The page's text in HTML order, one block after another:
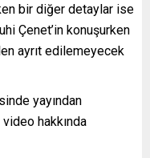
bir diğer detaylar ise
Çenet’in konuşurken
ayrıt edilemeyecek
yayından
video hakkında